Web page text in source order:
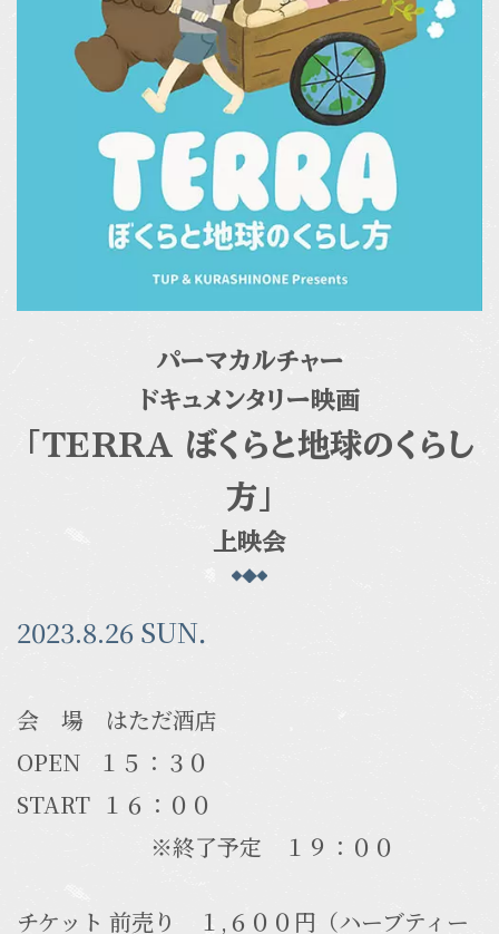
パーマカルチャー
ドキュメンタリー映画
「TERRA ぼくらと地球のくらし
方」
上映会
2023.8.26 SUN．
会 場 はただ酒店
OPEN １５：３０
START １６：００
※終了予定 １９：００
チケット 前売り １,６００円（ハーブティー